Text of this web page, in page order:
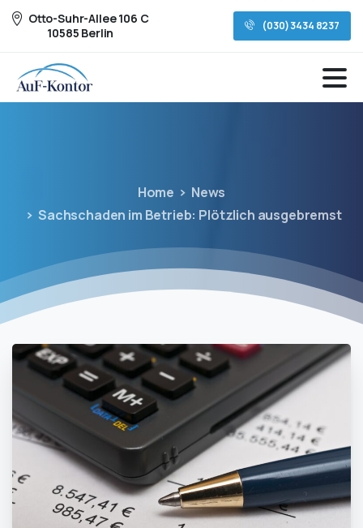
Otto-Suhr-Allee 106 C
10585 Berlin
(030) 3434 8237
Home
News
Sachschaden im Betrieb: Plötzlich ausgebremst